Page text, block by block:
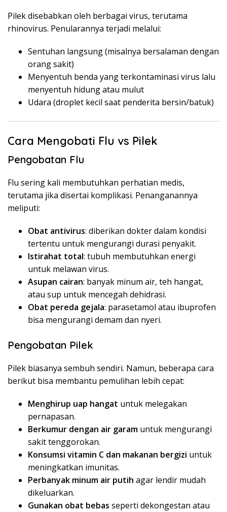
Pilek disebabkan oleh berbagai virus, terutama
rhinovirus. Penularannya terjadi melalui:
Sentuhan langsung (misalnya bersalaman dengan
orang sakit)
Menyentuh benda yang terkontaminasi virus lalu
menyentuh hidung atau mulut
Udara (droplet kecil saat penderita bersin/batuk)
Cara Mengobati Flu vs Pilek
Pengobatan Flu
Flu sering kali membutuhkan perhatian medis,
terutama jika disertai komplikasi. Penanganannya
meliputi:
Obat antivirus: diberikan dokter dalam kondisi
tertentu untuk mengurangi durasi penyakit.
Istirahat total: tubuh membutuhkan energi
untuk melawan virus.
Asupan cairan: banyak minum air, teh hangat,
atau sup untuk mencegah dehidrasi.
Obat pereda gejala: parasetamol atau ibuprofen
bisa mengurangi demam dan nyeri.
Pengobatan Pilek
Pilek biasanya sembuh sendiri. Namun, beberapa cara
berikut bisa membantu pemulihan lebih cepat:
Menghirup uap hangat untuk melegakan
pernapasan.
Berkumur dengan air garam untuk mengurangi
sakit tenggorokan.
Konsumsi vitamin C dan makanan bergizi untuk
meningkatkan imunitas.
Perbanyak minum air putih agar lendir mudah
dikeluarkan.
Gunakan obat bebas seperti dekongestan atau